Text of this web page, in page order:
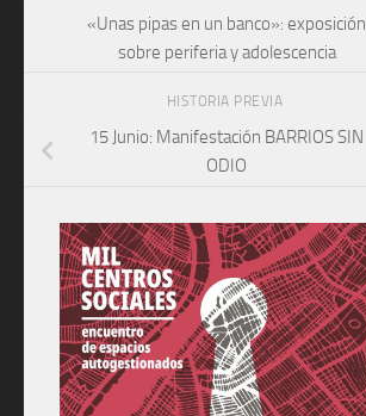
«Unas pipas en un banco»: exposición
sobre periferia y adolescencia
HISTORIA PREVIA
15 Junio: Manifestación BARRIOS SIN
ODIO